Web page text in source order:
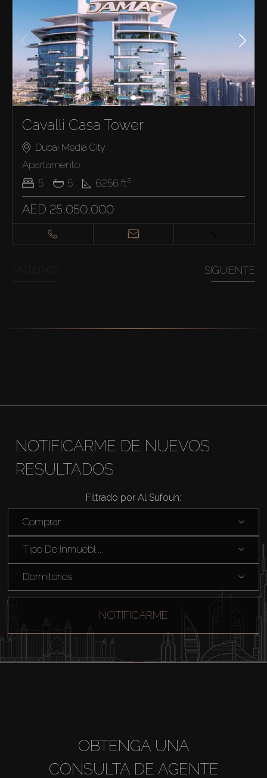
Cavalli Casa Tower
Dubai Media City
Apartamento
5
5 6256 ft²
AED 25,050,000
SIGUIENTE
NOTIFICARME DE NUEVOS
RESULTADOS
Filtrado por Al Sufouh:
Comprar
Tipo De Inmuebl ...
Dormitorios
NOTIFICARME
OBTENGA UNA
CONSULTA DE AGENTE